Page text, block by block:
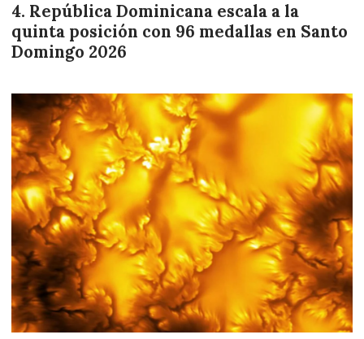
República Dominicana escala a la
quinta posición con 96 medallas en Santo
Domingo 2026